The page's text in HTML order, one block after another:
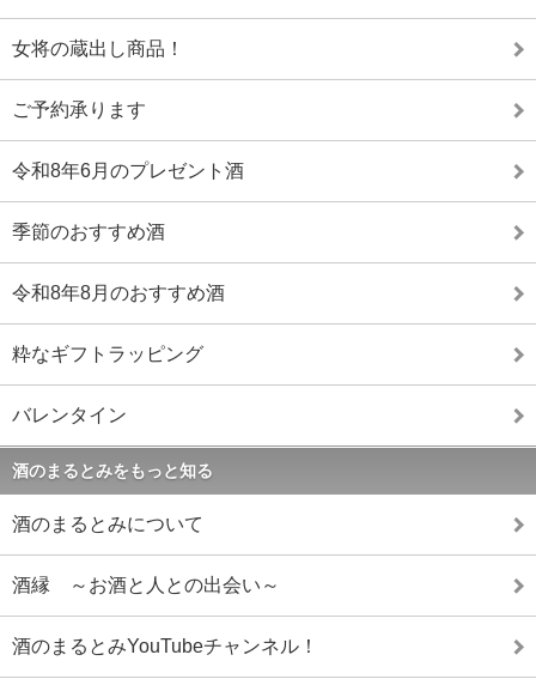
女将の蔵出し商品！
ご予約承ります
令和8年6月のプレゼント酒
季節のおすすめ酒
令和8年8月のおすすめ酒
粋なギフトラッピング
バレンタイン
酒のまるとみをもっと知る
酒のまるとみについて
酒縁 ～お酒と人との出会い～
酒のまるとみYouTubeチャンネル！